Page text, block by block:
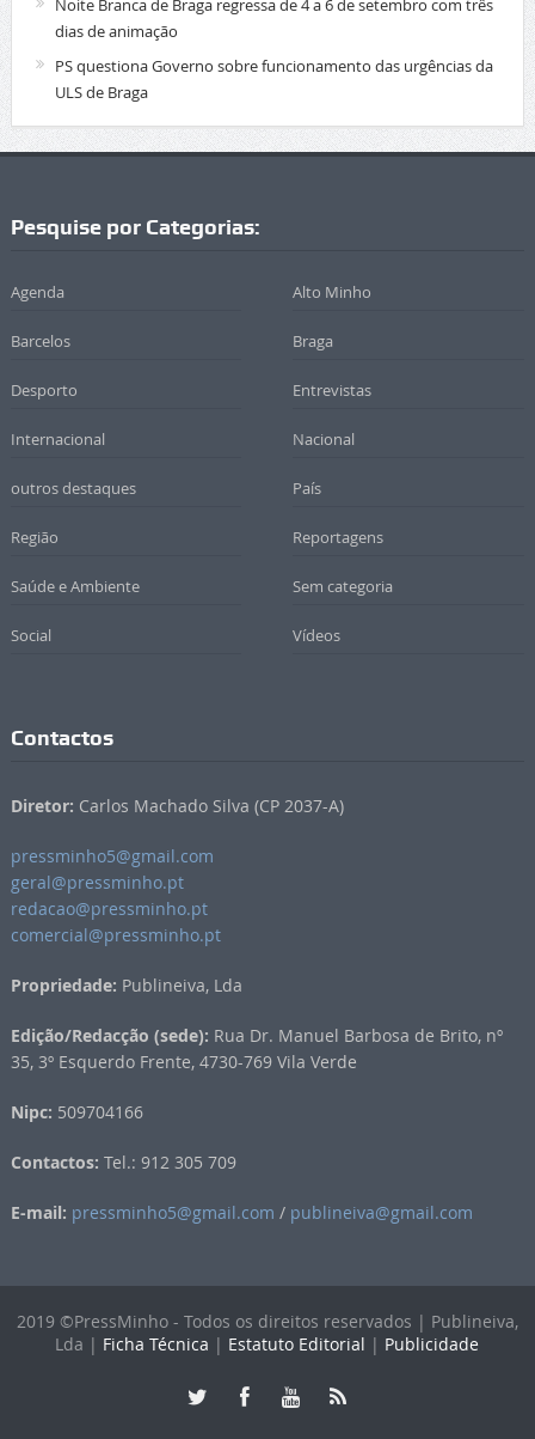
Noite Branca de Braga regressa de 4 a 6 de setembro com três
dias de animação
PS questiona Governo sobre funcionamento das urgências da
ULS de Braga
Pesquise por Categorias:
Agenda Alto Minho
Barcelos Braga
Desporto Entrevistas
Internacional Nacional
outros destaques País
Região Reportagens
Saúde e Ambiente Sem categoria
Social Vídeos
Contactos
Diretor: Carlos Machado Silva (CP 2037-A)
pressminho5@gmail.com
geral@pressminho.pt
redacao@pressminho.pt
comercial@pressminho.pt
Propriedade: Publineiva, Lda
Edição/Redacção (sede): Rua Dr. Manuel Barbosa de Brito, nº
35, 3º Esquerdo Frente, 4730-769 Vila Verde
Nipc: 509704166
Contactos: Tel.: 912 305 709
E-mail: pressminho5@gmail.com / publineiva@gmail.com
2019 ©PressMinho - Todos os direitos reservados | Publineiva,
Lda | Ficha Técnica | Estatuto Editorial | Publicidade